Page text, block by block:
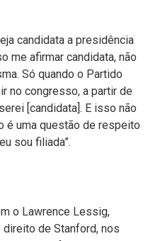
candidata a presidência
me afirmar candidata, não
Só quando o Partido
no congresso, a partir de
[candidata]. E isso não
é uma questão de respeito
sou filiada”.
o Lawrence Lessig,
de Stanford, nos